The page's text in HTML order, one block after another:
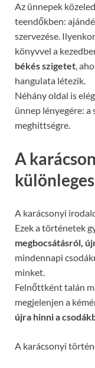
Az ünnepek
teendőkben:
szervezése.
könyvvel a
békés szigetet,
hangulata létezik.
Néhány oldal is
ünnep lényegére: a
meghittségre.
A
A karácsonyi
Ezek a történetek
megbocsátásról,
mindennapi
minket.
Felnőttként talán
megjelenjen a
újra hinni a
A karácsonyi